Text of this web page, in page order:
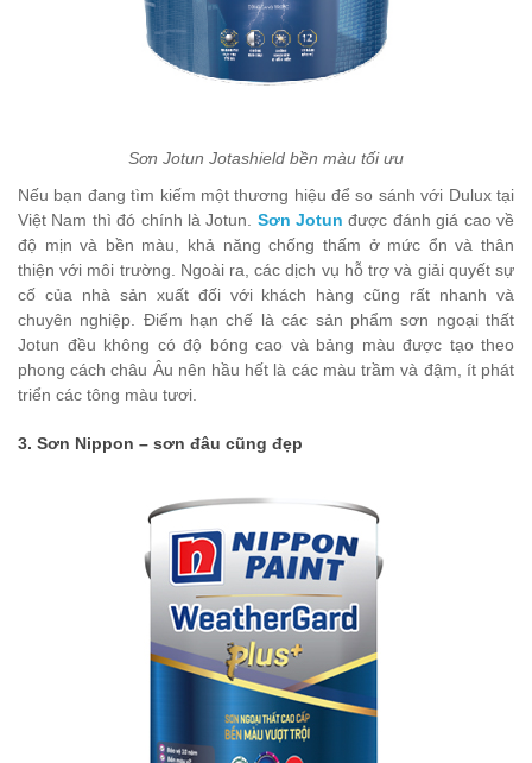
Sơn Jotun Jotashield bền màu tối ưu
Nếu bạn đang tìm kiếm một thương hiệu để so sánh với Dulux tại
Việt Nam thì đó chính là Jotun. Sơn Jotun được đánh giá cao về
độ mịn và bền màu, khả năng chống thấm ở mức ổn và thân
thiện với môi trường. Ngoài ra, các dịch vụ hỗ trợ và giải quyết sự
cố của nhà sản xuất đối với khách hàng cũng rất nhanh và
chuyên nghiệp. Điểm hạn chế là các sản phẩm sơn ngoại thất
Jotun đều không có độ bóng cao và bảng màu được tạo theo
phong cách châu Âu nên hầu hết là các màu trầm và đậm, ít phát
triển các tông màu tươi.
3. Sơn Nippon – sơn đâu cũng đẹp